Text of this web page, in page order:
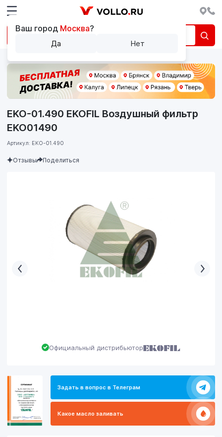
Официальный дистрибьютор
Задать в вопрос в Телеграм
Какое масло заливать
EKO-01.490 EKOFIL Воздушный фильтр
EKO01490
Артикул: EKO-01.490
Отзывы Поделиться
Ваш город Москва?
Да Нет